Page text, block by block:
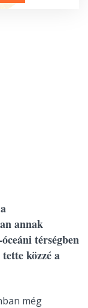
annak
térségben
közzé a
még